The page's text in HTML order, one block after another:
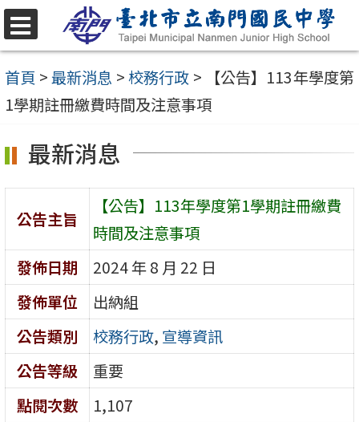
跳
至
主
要
容
選
單
首頁 >最新消息 >校務行政 >
【公告】113年學度第
1學期註冊繳費時間及注意事項
最新消息
公告主旨
【公告】113年學度第1學期註冊繳費
時間及注意事項
發佈日期
2024 年 8 月 22 日
發佈單位
出納組
公告類別
校務行政, 宣導資訊
公告等級
重要
點閱次數
1,107